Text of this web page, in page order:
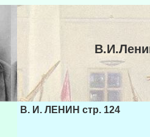
В. И. ЛЕНИН стр. 124